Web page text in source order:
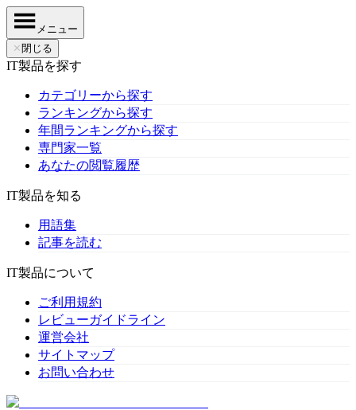
メニュー
✕ 閉じる
IT製品を探す
カテゴリーから探す
ランキングから探す
年間ランキングから探す
専門家一覧
あなたの閲覧履歴
IT製品を知る
用語集
記事を読む
IT製品について
ご利用規約
レビューガイドライン
運営会社
サイトマップ
お問い合わせ